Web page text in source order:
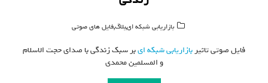
بازاریابی شبکه ای,بلاگ,فایل های صوتی
فایل صوتی تاثیر بازاریابی شبکه ایبر سبک زندگی با صدای حجت الاسلام
و المسلمین محمدی